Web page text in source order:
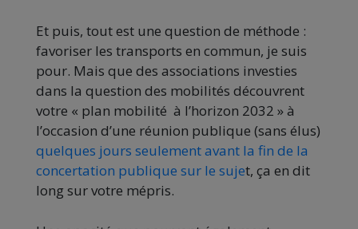
Et puis, tout est une question de méthode :
favoriser les transports en commun, je suis
pour. Mais que des associations investies
dans la question des mobilités découvrent
votre « plan mobilité à l’horizon 2032 » à
l’occasion d’une réunion publique (sans élus)
quelques jours seulement avant la fin de la
concertation publique sur le sujet, ça en dit
long sur votre mépris.